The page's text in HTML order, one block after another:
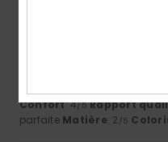
Confort: 4/5 Rapport
parfaite Matière: 2 /5